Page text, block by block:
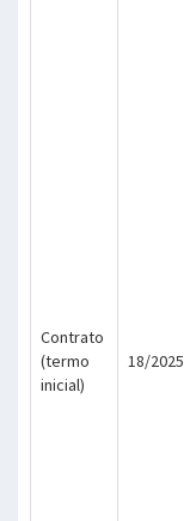
Contrato
(termo
inicial)
18/2025